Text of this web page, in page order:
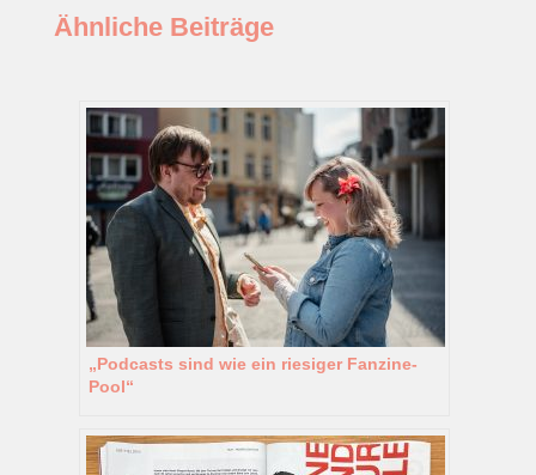
Ähnliche Beiträge
„Podcasts sind wie ein riesiger Fanzine-
Pool“